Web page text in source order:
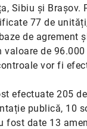
Sibiu și
77 de
de agrement
de
vor fi
efectuate 205
publică, 10
fost date 13